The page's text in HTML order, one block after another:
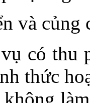
và củng
có thu
thức